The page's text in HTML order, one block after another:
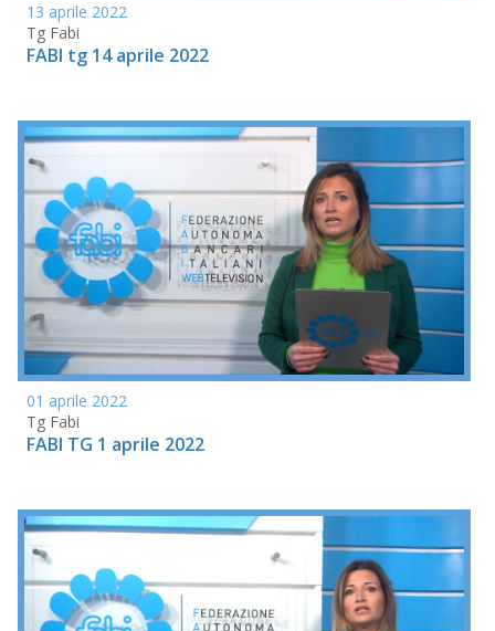
13 aprile 2022
Tg Fabi
FABI tg 14 aprile 2022
01 aprile 2022
Tg Fabi
FABI TG 1 aprile 2022